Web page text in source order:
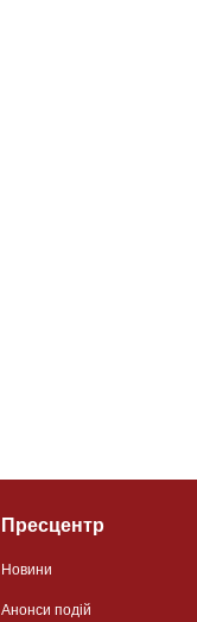
Пресцентр
Новини
Анонси подій